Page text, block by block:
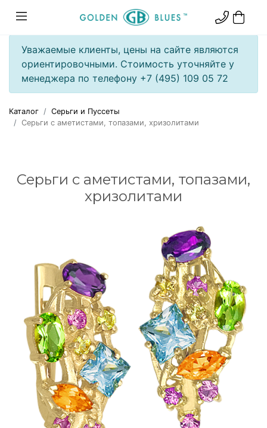
Уважаемые клиенты, цены на сайте являются
ориентировочными. Стоимость уточняйте у
менеджера по телефону +7 (495) 109 05 72
Каталог
Серьги и Пуссеты
Серьги с аметистами, топазами, хризолитами
Серьги с аметистами, топазами,
хризолитами